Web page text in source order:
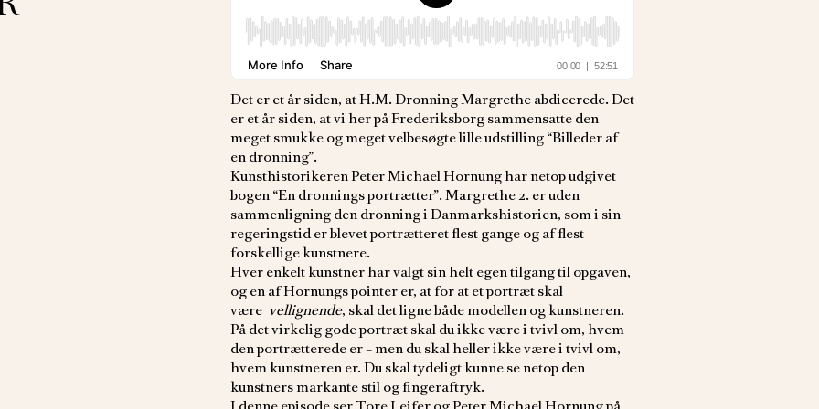
Det er et år siden, at H.M. Dronning Margrethe abdicerede. Det
er et år siden, at vi her på Frederiksborg sammensatte den
meget smukke og meget velbesøgte lille udstilling “Billeder af
en dronning”.
Kunsthistorikeren Peter Michael Hornung har netop udgivet
bogen “En dronnings portrætter”. Margrethe 2. er uden
sammenligning den dronning i Danmarkshistorien, som i sin
regeringstid er blevet portrætteret flest gange og af flest
forskellige kunstnere.
Hver enkelt kunstner har valgt sin helt egen tilgang til opgaven,
og en af Hornungs pointer er, at for at et portræt skal
være vellignende, skal det ligne både modellen og kunstneren.
På det virkelig gode portræt skal du ikke være i tvivl om, hvem
den portrætterede er – men du skal heller ikke være i tvivl om,
hvem kunstneren er. Du skal tydeligt kunne se netop den
kunstners markante stil og fingeraftryk.